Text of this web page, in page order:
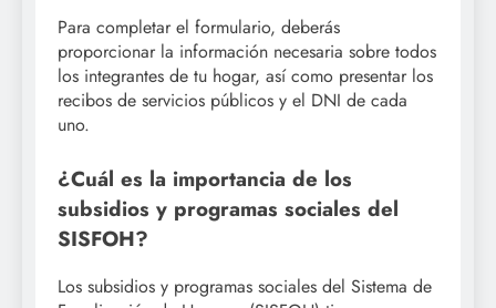
Para completar el formulario, deberás
proporcionar la información necesaria sobre todos
los integrantes de tu hogar, así como presentar los
recibos de servicios públicos y el DNI de cada
uno.
¿Cuál es la importancia de los
subsidios y programas sociales del
SISFOH?
Los subsidios y programas sociales del Sistema de